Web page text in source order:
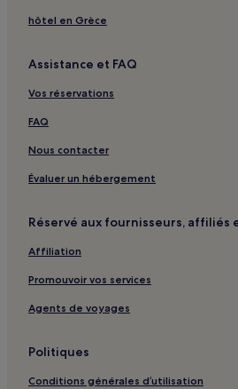
hôtel en Grèce
Assistance et FAQ
Vos réservations
FAQ
Nous contacter
Évaluer un hébergement
Réservé aux fournisseurs, affiliés
Affiliation
Promouvoir vos services
Agents de voyages
Politiques
Conditions générales d’utilisation